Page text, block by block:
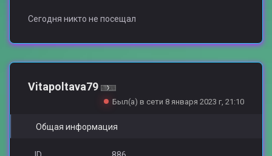
Сегодня никто не посещал
Vitapoltava79
Был(а) в сети 8 января 2023 г, 21:10
Общая информация